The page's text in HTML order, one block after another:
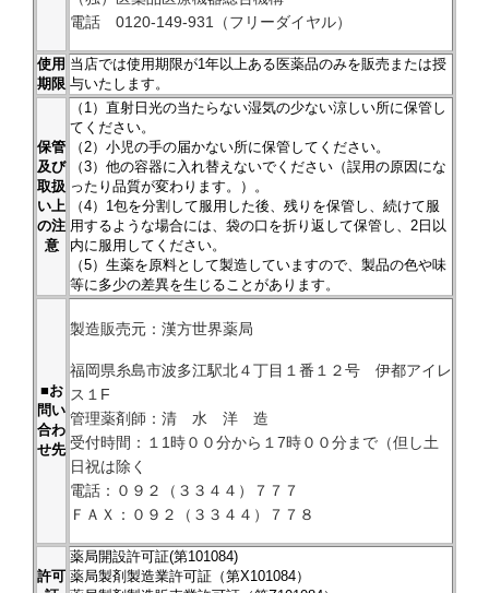
電話 0120-149-931（フリーダイヤル）
使用
期限
当店では使用期限が1年以上ある医薬品のみを販売または授
与いたします。
保管
及び
取扱
い上
の注
意
（1）直射日光の当たらない湿気の少ない涼しい所に保管し
てください。
（2）小児の手の届かない所に保管してください。
（3）他の容器に入れ替えないでください（誤用の原因にな
ったり品質が変わります。）。
（4）1包を分割して服用した後、残りを保管し、続けて服
用するような場合には、袋の口を折り返して保管し、2日以
内に服用してください。
（5）生薬を原料として製造していますので、製品の色や味
等に多少の差異を生じることがあります。
■お
問い
合わ
せ先
製造販売元：漢方世界薬局
福岡県糸島市波多江駅北４丁目１番１２号 伊都アイレ
ス１F
管理薬剤師：清 水 洋 造
受付時間：１1時００分から１7時００分まで（但し土
日祝は除く
電話：０９２（３３４４）７７７
ＦＡＸ：０９２（３３４４）７７８
許可
薬局開設許可証(第101084)
薬局製剤製造業許可証（第X101084）